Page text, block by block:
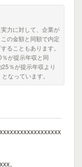
力に対して、企業が
の金額と同額で内定
ることもあります。
が提示年収と同
％が提示年収より
なっています。
。